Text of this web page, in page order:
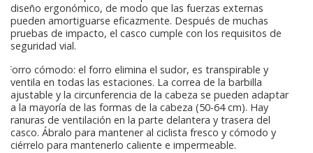
diseño ergonómico, de modo que las fuerzas externas
pueden amortiguarse eficazmente. Después de muchas
pruebas de impacto, el casco cumple con los requisitos de
seguridad vial.
Forro cómodo: el forro elimina el sudor, es transpirable y
ventila en todas las estaciones. La correa de la barbilla
ajustable y la circunferencia de la cabeza se pueden adaptar
a la mayoría de las formas de la cabeza (50-64 cm). Hay
ranuras de ventilación en la parte delantera y trasera del
casco. Ábralo para mantener al ciclista fresco y cómodo y
ciérrelo para mantenerlo caliente e impermeable.